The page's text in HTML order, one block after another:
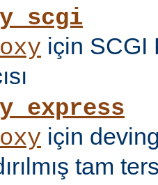
için SCGI
için
tam